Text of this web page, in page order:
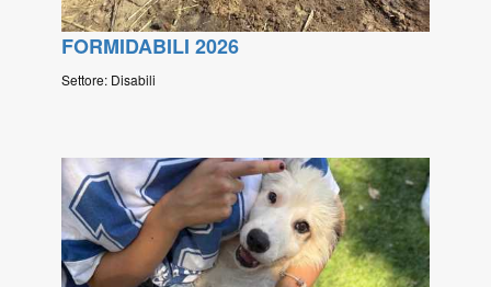
FORMIDABILI 2026
Settore: Disabili